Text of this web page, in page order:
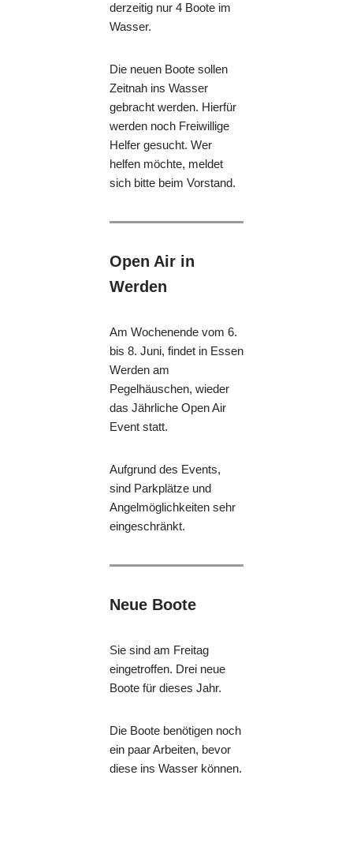
derzeitig nur 4 Boote im
Wasser.
Die neuen Boote sollen
Zeitnah ins Wasser
gebracht werden. Hierfür
werden noch Freiwillige
Helfer gesucht. Wer
helfen möchte, meldet
sich bitte beim Vorstand.
Open Air in
Werden
Am Wochenende vom 6.
bis 8. Juni, findet in Essen
Werden am
Pegelhäuschen, wieder
das Jährliche Open Air
Event statt.
Aufgrund des Events,
sind Parkplätze und
Angelmöglichkeiten sehr
eingeschränkt.
Neue Boote
Sie sind am Freitag
eingetroffen. Drei neue
Boote für dieses Jahr.
Die Boote benötigen noch
ein paar Arbeiten, bevor
diese ins Wasser können.